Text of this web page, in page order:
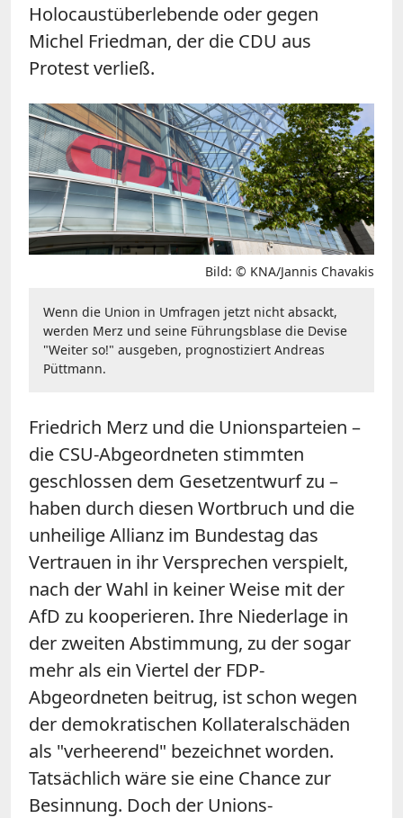
Holocaustüberlebende oder gegen
Michel Friedman, der die CDU aus
Protest verließ.
Bild: © KNA/Jannis Chavakis
Wenn die Union in Umfragen jetzt nicht absackt,
werden Merz und seine Führungsblase die Devise
"Weiter so!" ausgeben, prognostiziert Andreas
Püttmann.
Friedrich Merz und die Unionsparteien –
die CSU-Abgeordneten stimmten
geschlossen dem Gesetzentwurf zu –
haben durch diesen Wortbruch und die
unheilige Allianz im Bundestag das
Vertrauen in ihr Versprechen verspielt,
nach der Wahl in keiner Weise mit der
AfD zu kooperieren. Ihre Niederlage in
der zweiten Abstimmung, zu der sogar
mehr als ein Viertel der FDP-
Abgeordneten beitrug, ist schon wegen
der demokratischen Kollateralschäden
als "verheerend" bezeichnet worden.
Tatsächlich wäre sie eine Chance zur
Besinnung. Doch der Unions-